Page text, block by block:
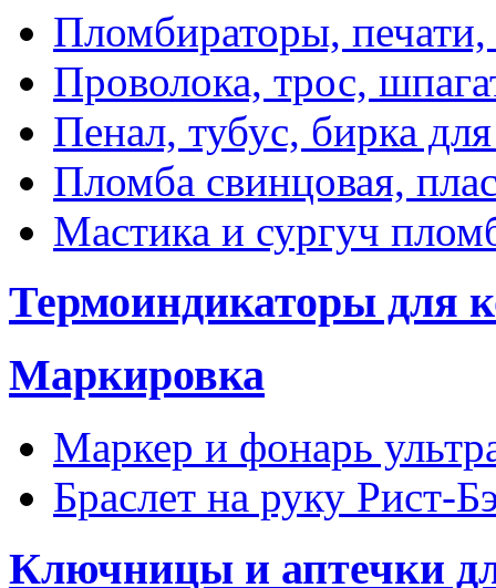
Пломбираторы, печати,
Проволока, трос,
Пенал, тубус, бирка
Пломба свинцовая,
Мастика и сургуч
Термоиндикаторы для
Маркировка
Маркер и фонарь
Браслет на руку Рист-
Ключницы и аптечки